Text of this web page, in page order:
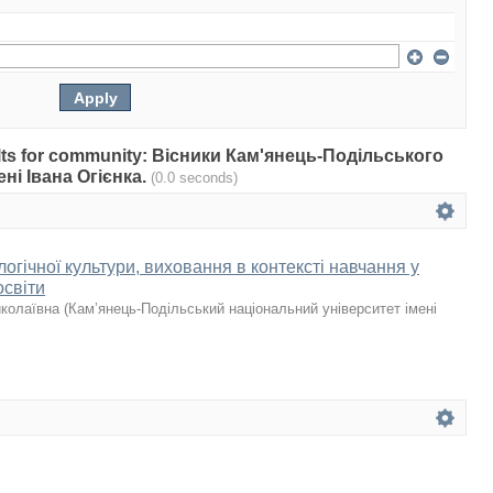
for community: Вісники Кам'янець-Подільського
Івана Огієнка. (0.0 seconds)
культури, виховання в контексті навчання у
(Кам’янець-Подільський національний університет імені